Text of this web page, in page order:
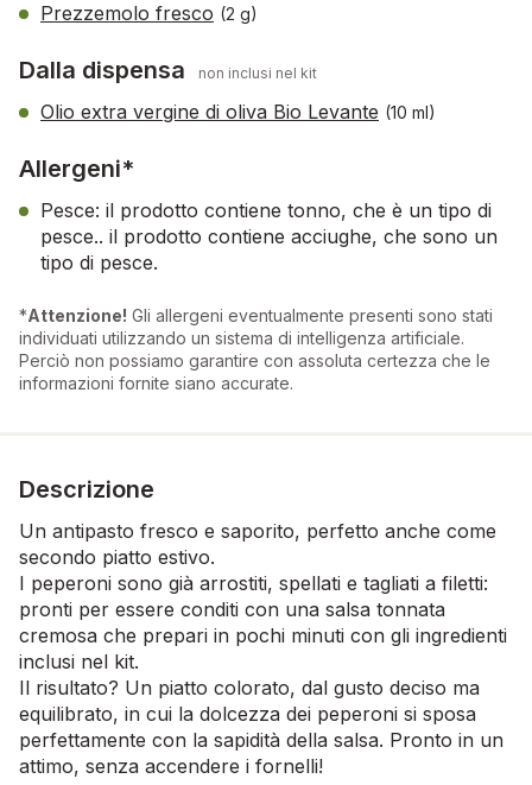
Prezzemolo fresco (2 g)
Dalla dispensa non inclusi nel kit
Olio extra vergine di oliva Bio Levante (10 ml)
Allergeni*
Pesce: il prodotto contiene tonno, che è un tipo di
pesce.. il prodotto contiene acciughe, che sono un
tipo di pesce.
*Attenzione! Gli allergeni eventualmente presenti sono stati
individuati utilizzando un sistema di intelligenza artificiale.
Perciò non possiamo garantire con assoluta certezza che le
informazioni fornite siano accurate.
Descrizione
Un antipasto fresco e saporito, perfetto anche come
secondo piatto estivo.
I peperoni sono già arrostiti, spellati e tagliati a filetti:
pronti per essere conditi con una salsa tonnata
cremosa che prepari in pochi minuti con gli ingredienti
inclusi nel kit.
Il risultato? Un piatto colorato, dal gusto deciso ma
equilibrato, in cui la dolcezza dei peperoni si sposa
perfettamente con la sapidità della salsa. Pronto in un
attimo, senza accendere i fornelli!